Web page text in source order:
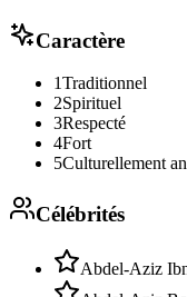
Caractère
1Traditionnel
2Spirituel
3Respecté
4Fort
5Culturellement
Célébrités
Abdel-Aziz